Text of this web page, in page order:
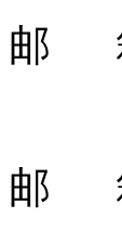
邮
邮 箱